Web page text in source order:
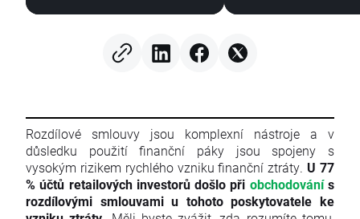
Rozdílové smlouvy jsou komplexní nástroje a v
důsledku použití finanční páky jsou spojeny s
vysokým rizikem rychlého vzniku finanční ztráty. U 77
% účtů retailových investorů došlo při obchodovánís
rozdílovými smlouvami u tohoto poskytovatele ke